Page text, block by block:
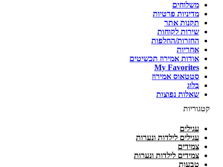
משלוחים
מדיניות פרטיות
תקנות אתר
שירות לקוחות
החזרות/החלפות
אחריות
אודות אמירוז תכשיטים
My Favorites
סטטאוס אמירוז
בלוג
שאלות נפוצות
קטגוריות
עגילים
עגילים לילדות ונערות
צמידים
צמידים לילדות ונערות
טבעות